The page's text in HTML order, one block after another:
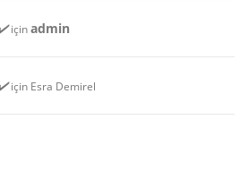
içinadmin
için Esra Demirel